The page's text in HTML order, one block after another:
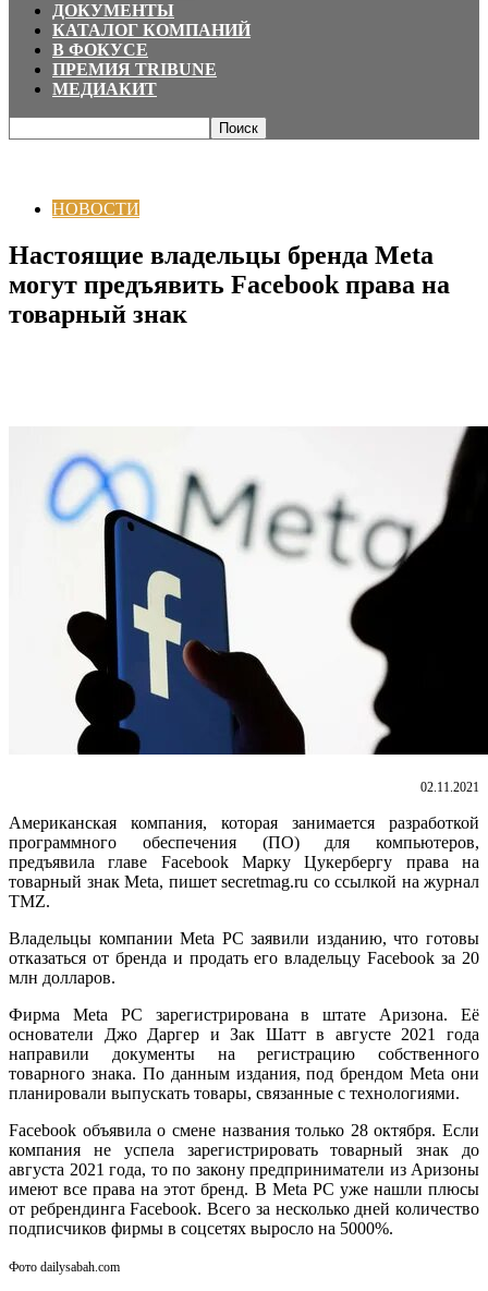
ДОКУМЕНТЫ
КАТАЛОГ КОМПАНИЙ
В ФОКУСЕ
ПРЕМИЯ TRIBUNE
МЕДИАКИТ
НОВОСТИ
Настоящие владельцы бренда Meta
могут предъявить Facebook права на
товарный знак
02.11.2021
Американская компания, которая занимается разработкой
программного обеспечения (ПО) для компьютеров,
предъявила главе Facebook Марку Цукербергу права на
товарный знак Meta, пишет secretmag.ru со ссылкой на журнал
TMZ.
Владельцы компании Meta PC заявили изданию, что готовы
отказаться от бренда и продать его владельцу Facebook за 20
млн долларов.
Фирма Meta PC зарегистрирована в штате Аризона. Её
основатели Джо Даргер и Зак Шатт в августе 2021 года
направили документы на регистрацию собственного
товарного знака. По данным издания, под брендом Meta они
планировали выпускать товары, связанные с технологиями.
Facebook объявила о смене названия только 28 октября. Если
компания не успела зарегистрировать товарный знак до
августа 2021 года, то по закону предприниматели из Аризоны
имеют все права на этот бренд. В Meta PC уже нашли плюсы
от ребрендинга Facebook. Всего за несколько дней количество
подписчиков фирмы в соцсетях выросло на 5000%.
Фото dailysabah.com